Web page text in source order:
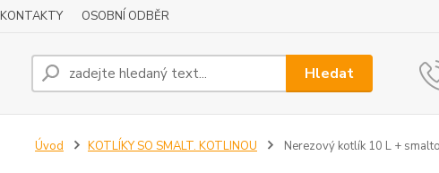
KONTAKTY OSOBNÍ ODBĚR
Hledat
Úvod KOTLÍKY SO SMALT. KOTLINOU Nerezový kotlík 10 L +